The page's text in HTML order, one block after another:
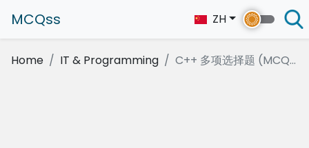
MCQss ZH
Home IT & Programming C++ 多项选择题 (MCQ...